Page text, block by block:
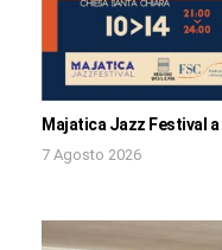
Majatica Jazz Festival
7 Agosto 2026